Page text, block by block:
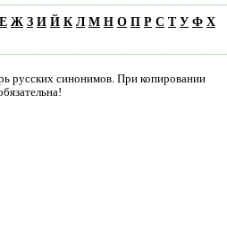
Е Ж З И Й К Л М Н О П Р С Т У Ф Х
русских синонимов. При копировании